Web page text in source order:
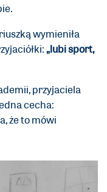
wymieniła
„lubi sport,
przyjaciela
cecha:
że to mówi